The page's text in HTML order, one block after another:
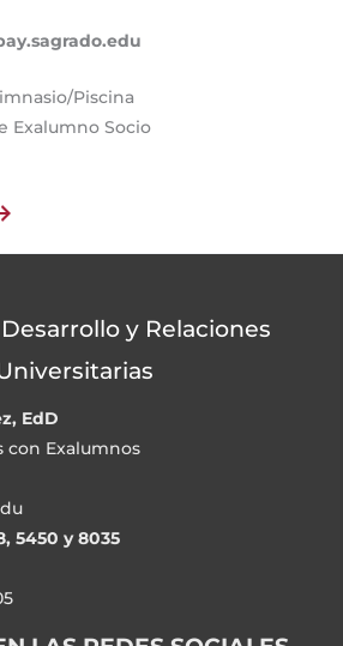
Piscina
Exalumno Socio
y Relaciones
EdD
con Exalumnos
5450 y 8035